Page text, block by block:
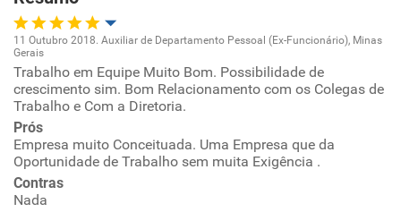
Oportunidade de promoção
Ambiente de trabalho
Conciliação com a vida familiar
Benefícios
11 Outubro 2018. Auxiliar de Departamento Pessoal (Ex-Funcionário), Minas
Gerais
Trabalho em Equipe Muito Bom. Possibilidade de
crescimento sim. Bom Relacionamento com os Colegas de
Trabalho e Com a Diretoria.
Prós
Empresa muito Conceituada. Uma Empresa que da
Oportunidade de Trabalho sem muita Exigência .
Contras
Nada